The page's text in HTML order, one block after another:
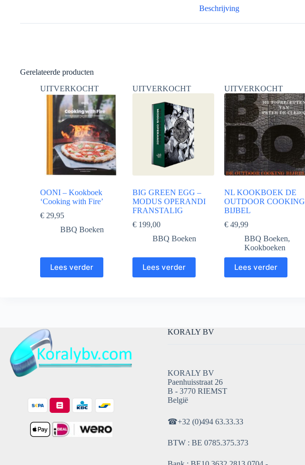
Beschrijving
Gerelateerde producten
UITVERKOCHT
OONI – Kookboek
‘Cooking with Fire’
€ 29,95
BBQ Boeken
Lees verder
UITVERKOCHT
BIG GREEN EGG –
MODUS OPERANDI
FRANSTALIG
€199,00
BBQ Boeken
Lees verder
UITVERKOCHT
NL KOOKBOEK DE
OUTDOOR COOKING
BIJBEL
€ 49,99
BBQ Boeken,
Kookboeken
Lees verder
KORALY BV
KORALY BV
Paenhuisstraat 26
B - 3770 RIEMST
België
☎+32 (0)494 63.33.33
BTW : BE 0785.375.373